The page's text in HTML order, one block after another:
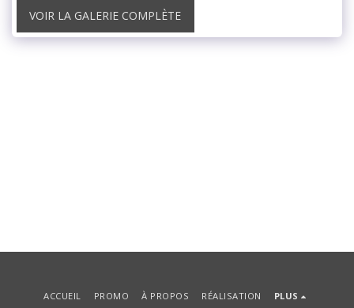
VOIR LA GALERIE COMPLÈTE
ACCUEIL PROMO À PROPOS RÉALISATION PLUS